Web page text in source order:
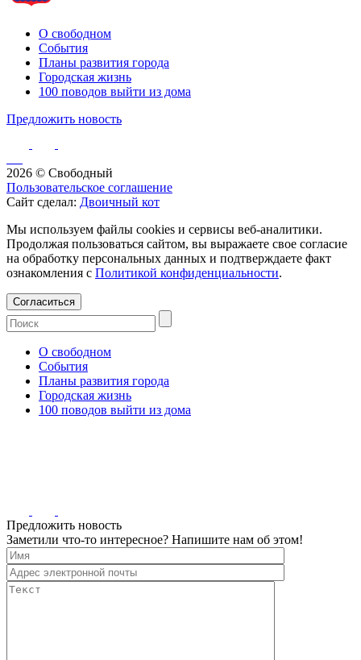
О свободном
События
Планы развития города
Городская жизнь
100 поводов выйти из дома
Предложить новость
2026 © Свободный
Пользовательское соглашение
Сайт сделал: Двоичный кот
Мы используем файлы cookies и сервисы веб-аналитики.
Продолжая пользоваться сайтом, вы выражаете свое согласие
на обработку персональных данных и подтверждаете факт
ознакомления с Политикой конфиденциальности.
Согласиться
О свободном
События
Планы развития города
Городская жизнь
100 поводов выйти из дома
Предложить новость
Заметили что-то интересное? Напишите нам об этом!